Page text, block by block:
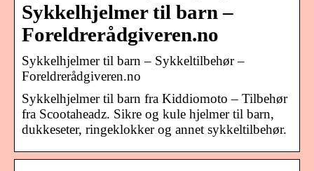
Sykkelhjelmer til barn –
Foreldrerådgiveren.no
Sykkelhjelmer til barn – Sykkeltilbehør –
Foreldrerådgiveren.no
Sykkelhjelmer til barn fra Kiddiomoto – Tilbehør
fra Scootaheadz. Sikre og kule hjelmer til barn,
dukkeseter, ringeklokker og annet sykkeltilbehør.